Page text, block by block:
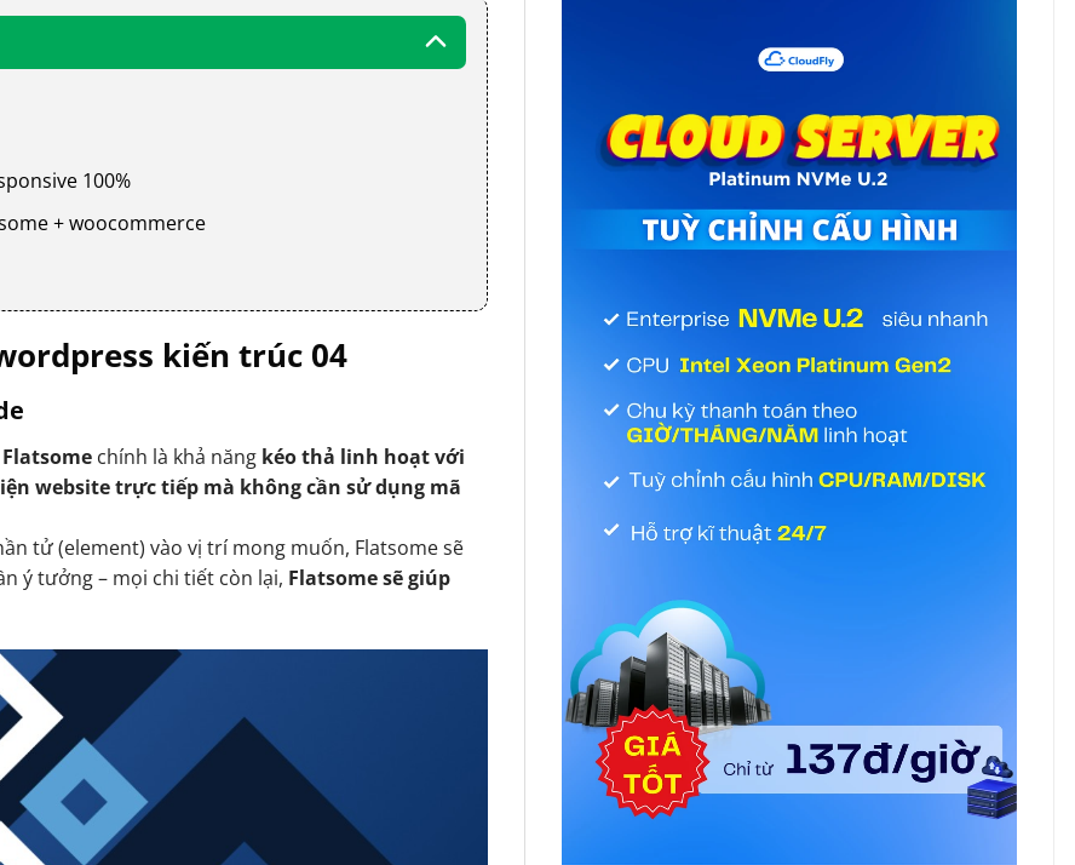
100%
+ woocommerce
kiến trúc 04
chính là khả năng kéo thả linh hoạt với
website trực tiếp mà không cần sử dụng mã
tử (element) vào vị trí mong muốn, Flatsome sẽ
ý tưởng – mọi chi tiết còn lại, Flatsome sẽ giúp